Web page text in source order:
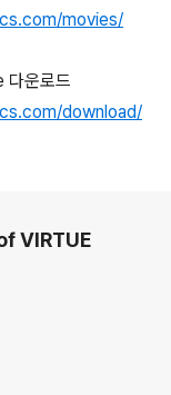
movies/
운로드
download/
VIRTUE